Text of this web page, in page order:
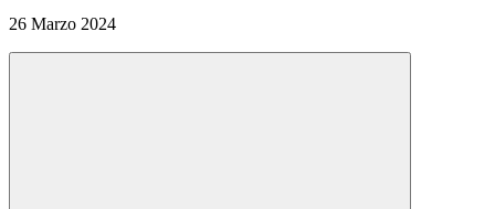
26 Marzo 2024